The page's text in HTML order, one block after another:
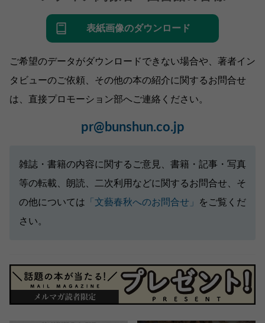
表紙画像のダウンロード
ご希望のデータがダウンロードできない場合や、著者イン
タビューのご依頼、その他の本の紹介に関するお問合せ
は、直接プロモーション部へご連絡ください。
pr@bunshun.co.jp
雑誌・書籍の内容に関するご意見、書籍・記事・写真
等の転載、朗読、二次利用などに関するお問合せ、そ
の他については 「文藝春秋へのお問合せ」
をご覧くだ
さい。